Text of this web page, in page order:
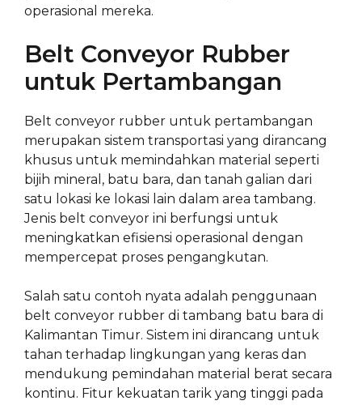
operasional mereka.
Belt Conveyor Rubber
untuk Pertambangan
Belt conveyor rubber untuk pertambangan
merupakan sistem transportasi yang dirancang
khusus untuk memindahkan material seperti
bijih mineral, batu bara, dan tanah galian dari
satu lokasi ke lokasi lain dalam area tambang.
Jenis belt conveyor ini berfungsi untuk
meningkatkan efisiensi operasional dengan
mempercepat proses pengangkutan.
Salah satu contoh nyata adalah penggunaan
belt conveyor rubber di tambang batu bara di
Kalimantan Timur. Sistem ini dirancang untuk
tahan terhadap lingkungan yang keras dan
mendukung pemindahan material berat secara
kontinu. Fitur kekuatan tarik yang tinggi pada